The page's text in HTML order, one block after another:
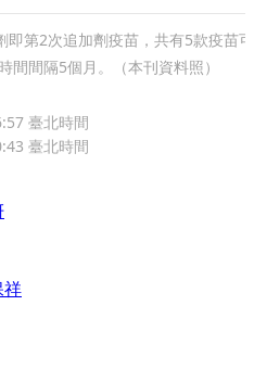
第2次追加劑疫苗，共有5款疫苗可
間間隔5個月。（本刊資料照）
臺北時間
臺北時間
祥